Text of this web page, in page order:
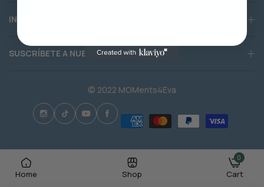
INFORMACIÓN Y SERVICIO A EL CLIENTE
SUSCRÍBETE A NUESTRO NEWS LETTER
© 2022 MOMents4Eva
Home Shop
0
Cart